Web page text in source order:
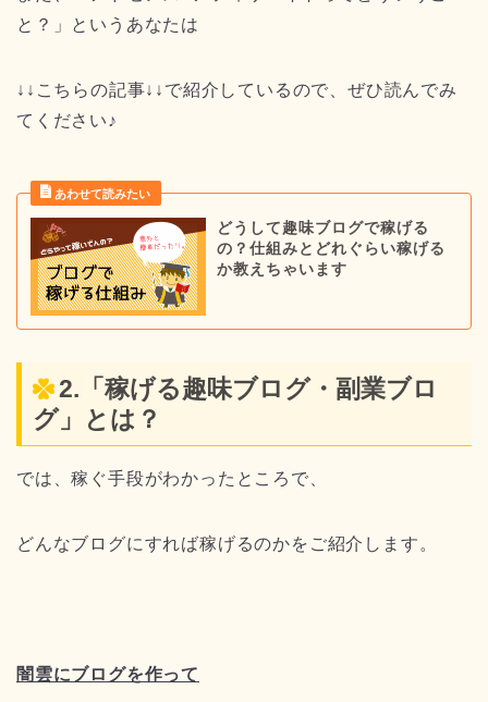
と？」というあなたは
↓↓こちらの記事↓↓で紹介しているので、ぜひ読んでみ
てください♪
どうして趣味ブログで稼げる
の？仕組みとどれぐらい稼げる
か教えちゃいます
2.「稼げる趣味ブログ・副業ブロ
グ」とは？
では、稼ぐ手段がわかったところで、
どんなブログにすれば稼げるのかをご紹介します。
闇雲にブログを作って